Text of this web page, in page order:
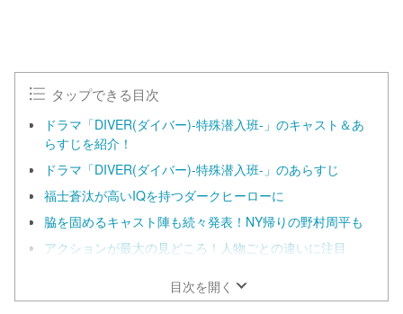
タップできる目次
ドラマ「DIVER(ダイバー)-特殊潜入班-」のキャスト＆あ
らすじを紹介！
ドラマ「DIVER(ダイバー)-特殊潜入班-」のあらすじ
福士蒼汰が高いIQを持つダークヒーローに
脇を固めるキャスト陣も続々発表！NY帰りの野村周平も
アクションが最大の見どころ！人物ごとの違いに注目
目次を開く